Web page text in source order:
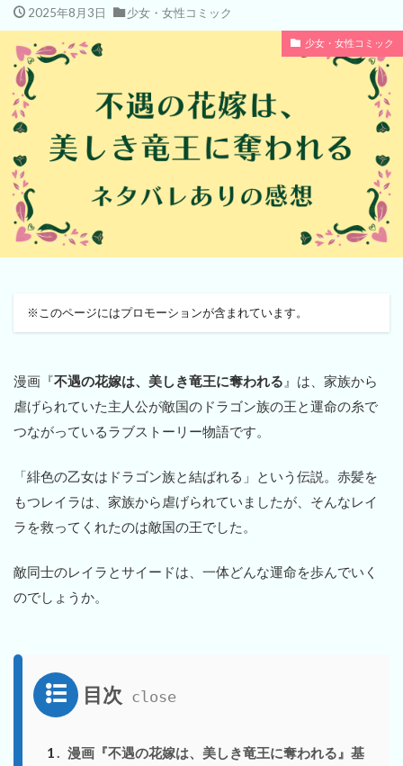
2025年8月3日 少女・女性コミック
少女・女性コミック
※このページにはプロモーションが含まれています。
漫画『不遇の花嫁は、美しき竜王に奪われる 』は、家族から
虐げられていた主人公が敵国のドラゴン族の王と運命の糸で
つながっているラブストーリー物語です。
「緋色の乙女はドラゴン族と結ばれる」という伝説。赤髪を
もつレイラは、家族から虐げられていましたが、そんなレイ
ラを救ってくれたのは敵国の王でした。
敵同士のレイラとサイードは、一体どんな運命を歩んでいく
のでしょうか。
目次
1
漫画『不遇の花嫁は、美しき竜王に奪われる』基